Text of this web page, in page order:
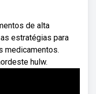
de alta
estratégias para
medicamentos.
hulw.